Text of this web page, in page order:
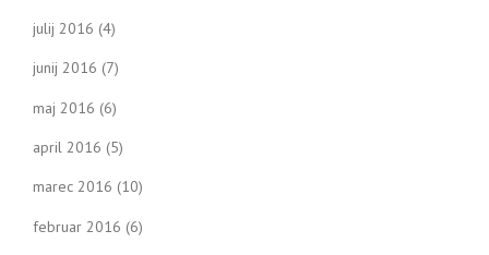
julij 2016 (4)
junij 2016 (7)
maj 2016 (6)
april 2016 (5)
marec 2016 (10)
februar 2016 (6)